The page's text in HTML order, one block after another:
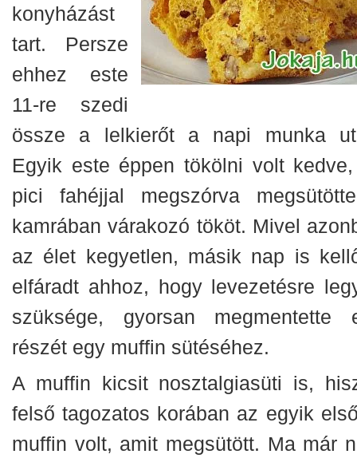
konyházást
tart. Persze
ehhez este
11-re szedi
össze a lelkierőt a napi munka
Egyik este éppen tökölni volt
pici fahéjjal megszórva
kamrában várakozó tököt. Mivel
az élet kegyetlen, másik nap is
elfáradt ahhoz, hogy levezetésre
szüksége, gyorsan megmentette
részét egy muffin sütéséhez.
A muffin kicsit nosztalgiasüti is,
felső tagozatos korában az egyik
muffin volt, amit megsütött. Ma már